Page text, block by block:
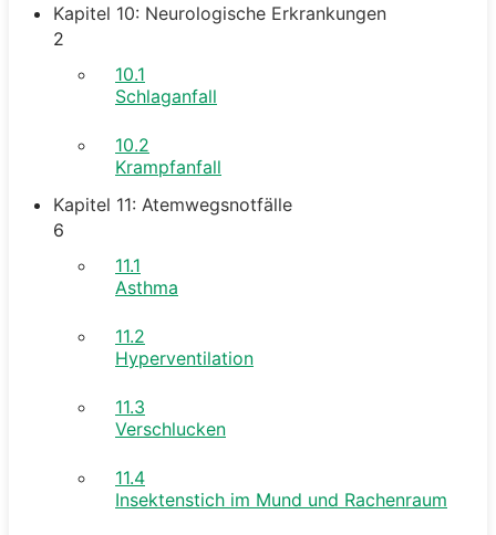
Kapitel 10: Neurologische Erkrankungen
2
10.1
Schlaganfall
10.2
Krampfanfall
Kapitel 11: Atemwegsnotfälle
6
11.1
Asthma
11.2
Hyperventilation
11.3
Verschlucken
11.4
Insektenstich im Mund und Rachenraum